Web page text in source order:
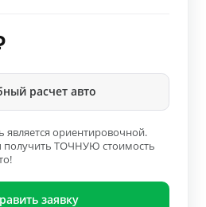
расчет авто
ориентировочной.
получить ТОЧНУЮ стоимость
заявку